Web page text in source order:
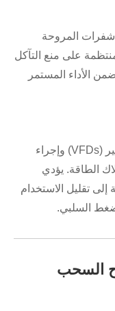
المروحة
على منع التآكل
الأداء المستمر
يمكن أن يؤدي تنفيذ محركات التردد المتغير (VFDs) وإجراء
الطاقة. يؤدي
تقليل الاستخدام
السلبي.
السحب